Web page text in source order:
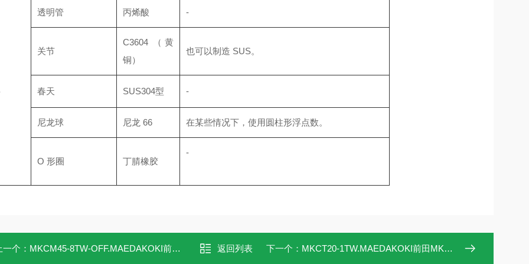
透明管 丙烯酸 -
关节
C3604 （黄
铜）
也可以制造 SUS。
春天 SUS304型 -
尼龙球 尼龙 66 在某些情况下，使用圆柱形浮点数。
O 形圈 丁腈橡胶
-
一个： MKCM45-8TW-OFF.MAEDAKOKI前田流量信号MKCM45-8TW-OFF 返回列表 下一个： MKCT20-1TW.MAEDAKOKI前田MKCT20-1TW流量信号计